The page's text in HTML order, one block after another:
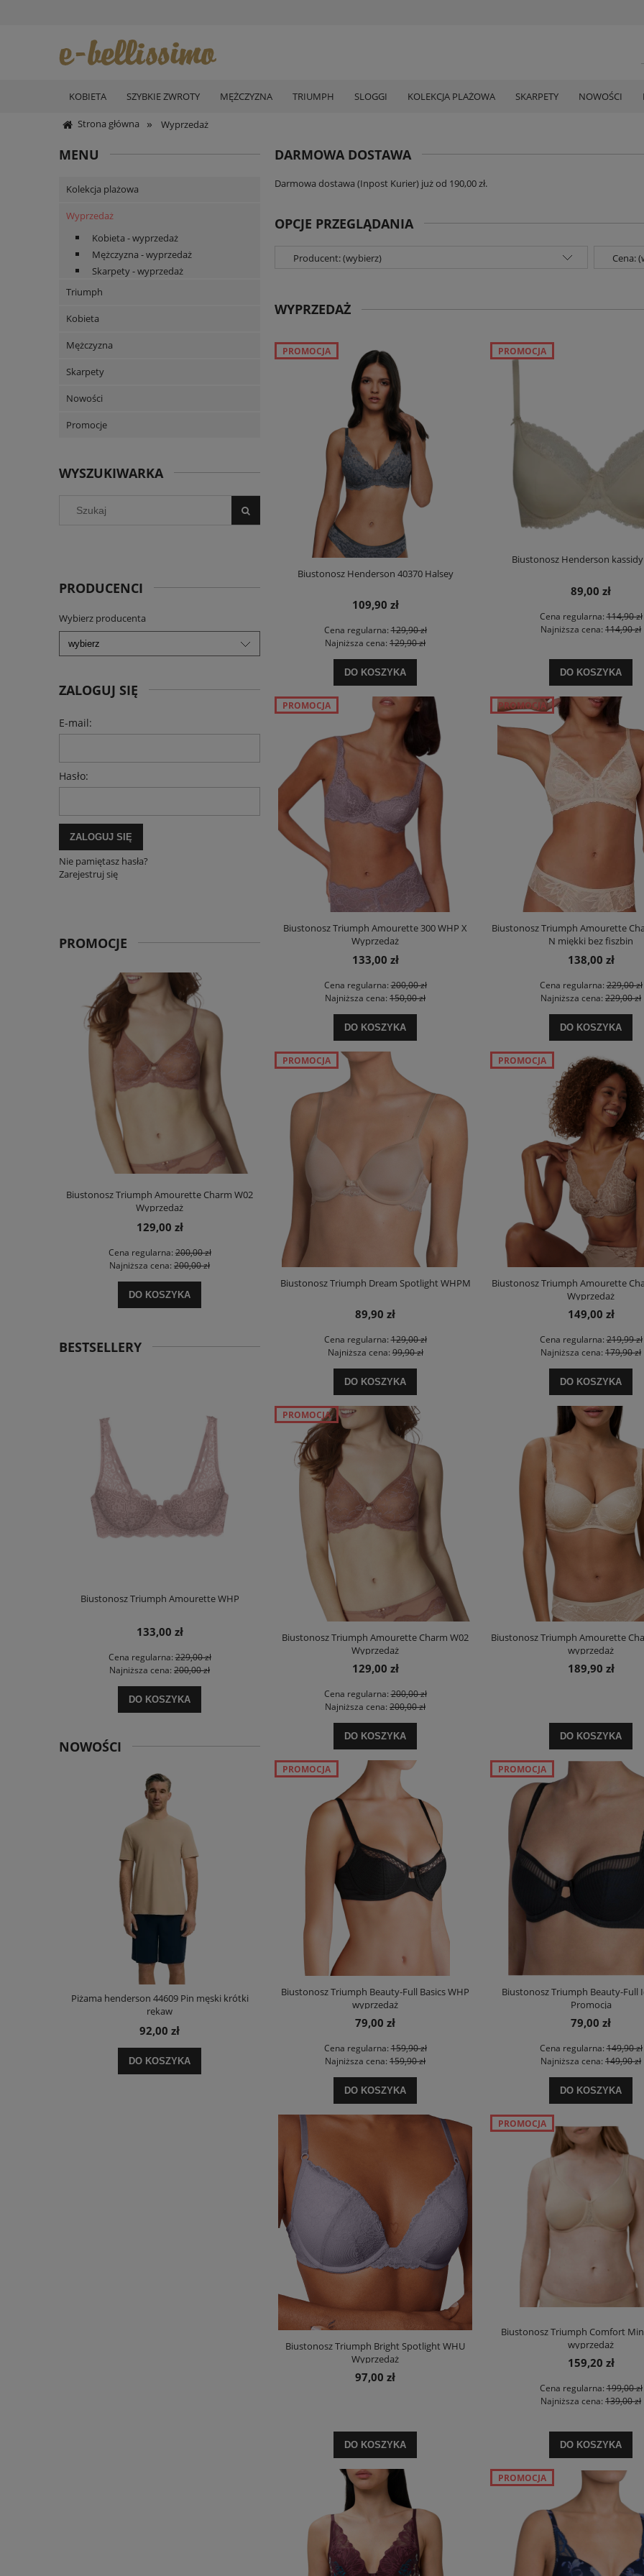
KOBIETA SZYBKIE ZWROTY MĘŻCZYZNA TRIUMPH SLOGGI KOLEKCJA PLAŻOWA SKARPETY NOWOŚCI
Strona główna » Wyprzedaż
MENU
Kolekcja plażowa
Wyprzedaż
Kobieta - wyprzedaż
Mężczyzna - wyprzedaż
Skarpety - wyprzedaż
Triumph
Kobieta
Mężczyzna
Skarpety
Nowości
Promocje
WYSZUKIWARKA
PRODUCENCI
Wybierz producenta
ZALOGUJ SIĘ
E-mail:
Hasło:
ZALOGUJ SIĘ
Nie pamiętasz hasła?
Zarejestruj się
PROMOCJE
Biustonosz Triumph Amourette Charm W02
Wyprzedaż
129,00 zł
Cena regularna:200,00 zł
Najniższa cena: 200,00 zł
DO KOSZYKA
Biustonosz Triumph Lovely Micro WHUM
Promocja
Najniższa cena:139,90 zł
Szlafrok Triumph Robes Velour Robe
wyprzedaż
199,00 zł
Cena regularna:299,99 zł
Najniższa cena:299,99 zł
DO KOSZYKA
BESTSELLERY
Biustonosz Triumph Amourette WHP
133,00 zł
Cena regularna:229,00 zł
Najniższa cena: 200,00 zł
DO KOSZYKA
Biustonosz Triumph Body Make-up Soft Touch
WP EX
175,20 zł
Cena regularna:219,00 zł
Najniższa cena:200,00 zł
DO KOSZYKA
Biustonosz Triumph Compliment W X
Promocja
127,20 zł
Cena regularna:159,00 zł
Najniższa cena:127,20 zł
NOWOŚCI
Piżama henderson 44609 Pin męski krótki
rękaw
92,00 zł
DO KOSZYKA
Koszula henderson 44477 Edris damska kr.
rękaw
74,90 zł
DO KOSZYKA
Koszula henderson 44478 Edris damska
rękaw
59,90 zł
DO KOSZYKA
DARMOWA DOSTAWA
Darmowa dostawa (Inpost Kurier) już od 190,00 zł.
OPCJE PRZEGLĄDANIA
Producent: (wybierz) Cena:
WYPRZEDAŻ
Biustonosz Henderson 40370 Halsey
109,90 zł
Cena regularna:129,90 zł
Najniższa cena: 129,90 zł
DO KOSZYKA
PROMOCJA
Biustonosz Henderson kassidy
89,00 zł
Cena regularna:114,90 zł
Najniższa cena: 114,90 zł
DO KOSZYKA
PROMOCJA
Biustonosz Triumph Amourette 300 WHP X
Wyprzedaż
133,00 zł
Cena regularna:200,00 zł
Najniższa cena: 150,00 zł
DO KOSZYKA
PROMOCJA
Biustonosz Triumph Amourette
N miękki bez fiszbin
138,00 zł
Cena regularna:229,00 zł
Najniższa cena: 229,00 zł
DO KOSZYKA
PROMOCJA
Biustonosz Triumph Dream Spotlight WHPM
89,90 zł
Cena regularna:129,00 zł
Najniższa cena:99,90 zł
DO KOSZYKA
PROMOCJA
Biustonosz Triumph Amourette
Wyprzedaż
149,00 zł
Cena regularna:219,99 zł
Najniższa cena: 179,90 zł
DO KOSZYKA
PROMOCJA
Biustonosz Triumph Amourette Charm W02
Wyprzedaż
129,00 zł
Cena regularna:200,00 zł
Najniższa cena: 200,00 zł
DO KOSZYKA
PROMOCJA
Biustonosz Triumph Amourette
wyprzedaż
189,90 zł
DO KOSZYKA
Biustonosz Triumph Beauty-Full Basics WHP
wyprzedaż
79,00 zł
Cena regularna:159,90 zł
Najniższa cena: 159,90 zł
DO KOSZYKA
PROMOCJA
Biustonosz Triumph Beauty-Full
Promocja
79,00 zł
Cena regularna:149,90 zł
Najniższa cena: 149,90 zł
DO KOSZYKA
PROMOCJA
Biustonosz Triumph Bright Spotlight WHU
Wyprzedaż
97,00 zł
DO KOSZYKA
Biustonosz Triumph Comfort
wyprzedaż
159,20 zł
Cena regularna:199,00 zł
Najniższa cena: 139,00 zł
DO KOSZYKA
PROMOCJA
PROMOCJA